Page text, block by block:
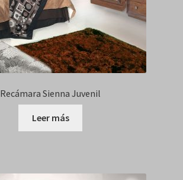
Recámara Sienna Juvenil
Leer más